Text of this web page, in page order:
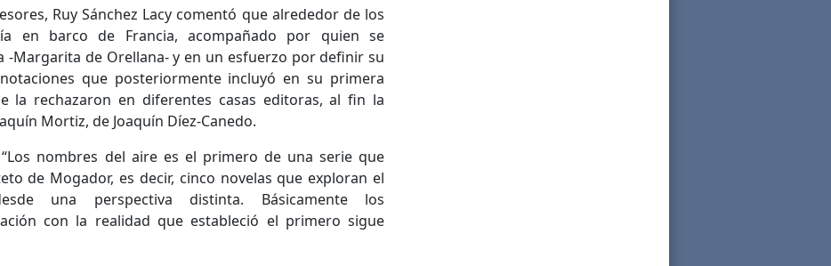
Ruy Sánchez Lacy comentó que alrededor de los
en barco de Francia, acompañado por quien se
-Margarita de Orellana- y en un esfuerzo por definir su
que posteriormente incluyó en su primera
la rechazaron en diferentes casas editoras, al fin la
Mortiz, de Joaquín Díez-Canedo.
nombres del aire es el primero de una serie que
de Mogador, es decir, cinco novelas que exploran el
una perspectiva distinta. Básicamente los
con la realidad que estableció el primero sigue